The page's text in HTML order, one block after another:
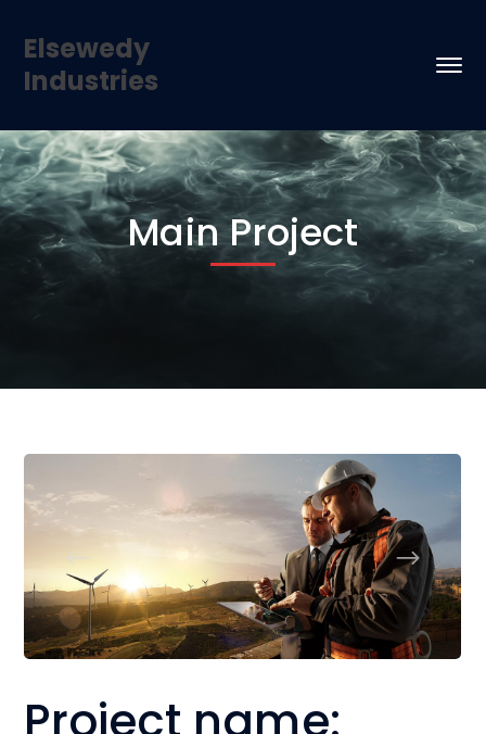
Elsewedy
Industries
Main Project